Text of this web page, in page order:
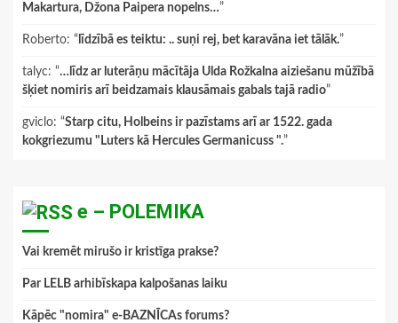
Makartura, Džona Paipera nopelns…”
Roberto: “ līdzībā es teiktu: .. suņi rej, bet karavāna iet tālāk.”
talyc: “…līdz ar luterāņu mācītāja Ulda Rožkalna aiziešanu mūžībā
šķiet nomiris arī beidzamais klausāmais gabals tajā radio”
gviclo: “Starp citu, Holbeins ir pazīstams arī ar 1522. gada
kokgriezumu "Luters kā Hercules Germanicuss ".”
e – POLEMIKA
Vai kremēt mirušo ir kristīga prakse?
Par LELB arhibīskapa kalpošanas laiku
Kāpēc "nomira" e-BAZNĪCAs forums?